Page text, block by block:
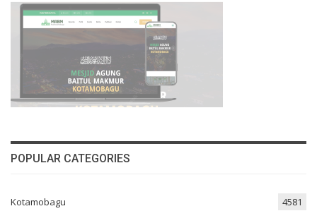
POPULAR CATEGORIES
Kotamobagu 4581